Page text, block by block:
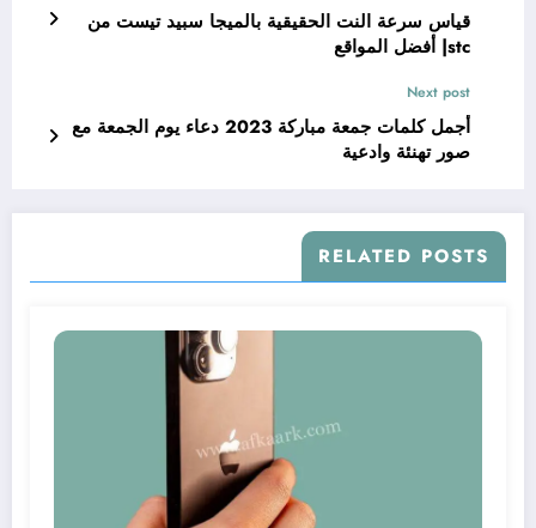
قياس سرعة النت الحقيقية بالميجا سبيد تيست من
stc| أفضل المواقع
Next post
أجمل كلمات جمعة مباركة 2023 دعاء يوم الجمعة مع
صور تهنئة وادعية
RELATED POSTS